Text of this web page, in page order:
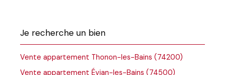
Je recherche un bien
Vente appartement Thonon-les-Bains (74200)
Vente appartement Évian-les-Bains (74500)